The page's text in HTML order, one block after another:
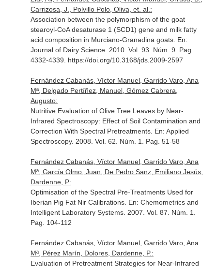
Carrizosa, J., Polvillo Polo, Oliva, et. al.:
Association between the polymorphism of the goat
stearoyl-CoA desaturase 1 (SCD1) gene and milk fatty
acid composition in Murciano-Granadina goats. En:
Journal of Dairy Science. 2010. Vol. 93. Núm. 9. Pag.
4332-4339. https://doi.org/10.3168/jds.2009-2597
Fernández Cabanás, Víctor Manuel, Garrido Varo, Ana
Mª, Delgado Pertíñez, Manuel, Gómez Cabrera,
Augusto:
Nutritive Evaluation of Olive Tree Leaves by Near-
Infrared Spectroscopy: Effect of Soil Contamination and
Correction With Spectral Pretreatments. En: Applied
Spectroscopy. 2008. Vol. 62. Núm. 1. Pag. 51-58
Fernández Cabanás, Víctor Manuel, Garrido Varo, Ana
Mª, García Olmo, Juan, De Pedro Sanz, Emiliano Jesús,
Dardenne, P:
Optimisation of the Spectral Pre-Treatments Used for
Iberian Pig Fat Nir Calibrations. En: Chemometrics and
Intelligent Laboratory Systems. 2007. Vol. 87. Núm. 1.
Pag. 104-112
Fernández Cabanás, Víctor Manuel, Garrido Varo, Ana
Mª, Pérez Marín, Dolores, Dardenne, P.:
Evaluation of Pretreatment Strategies for Near-Infrared